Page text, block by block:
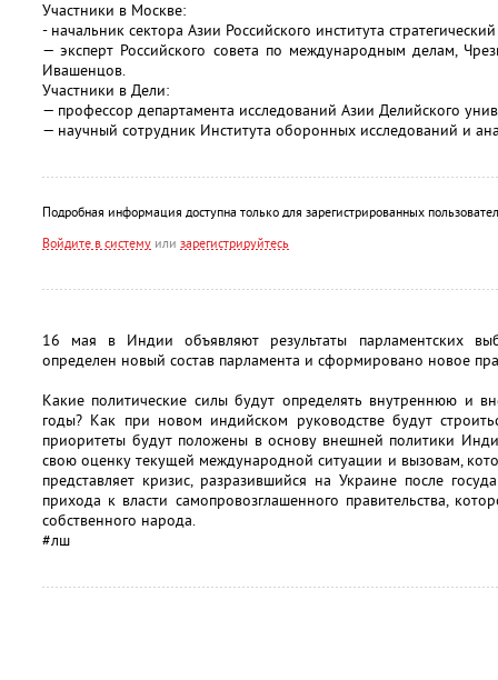
Участники в Москве:
- начальник сектора Азии Российского института
— эксперт Российского совета по международным делам,
Ивашенцов.
Участники в Дели:
— профессор департамента исследований Азии Делийского
— научный сотрудник Института оборонных исследований и
Подробная информация доступна только для зарегистрированных
Войдите в систему или зарегистрируйтесь
16 мая в Индии объявляют результаты парламентских
определен новый состав парламента и сформировано новое
Какие политические силы будут определять внутреннюю и
годы? Как при новом индийском руководстве будут
приоритеты будут положены в основу внешней политики
свою оценку текущей международной ситуации и вызовам,
представляет кризис, разразившийся на Украине после
прихода к власти самопровозглашенного правительства,
собственного народа.
#лш